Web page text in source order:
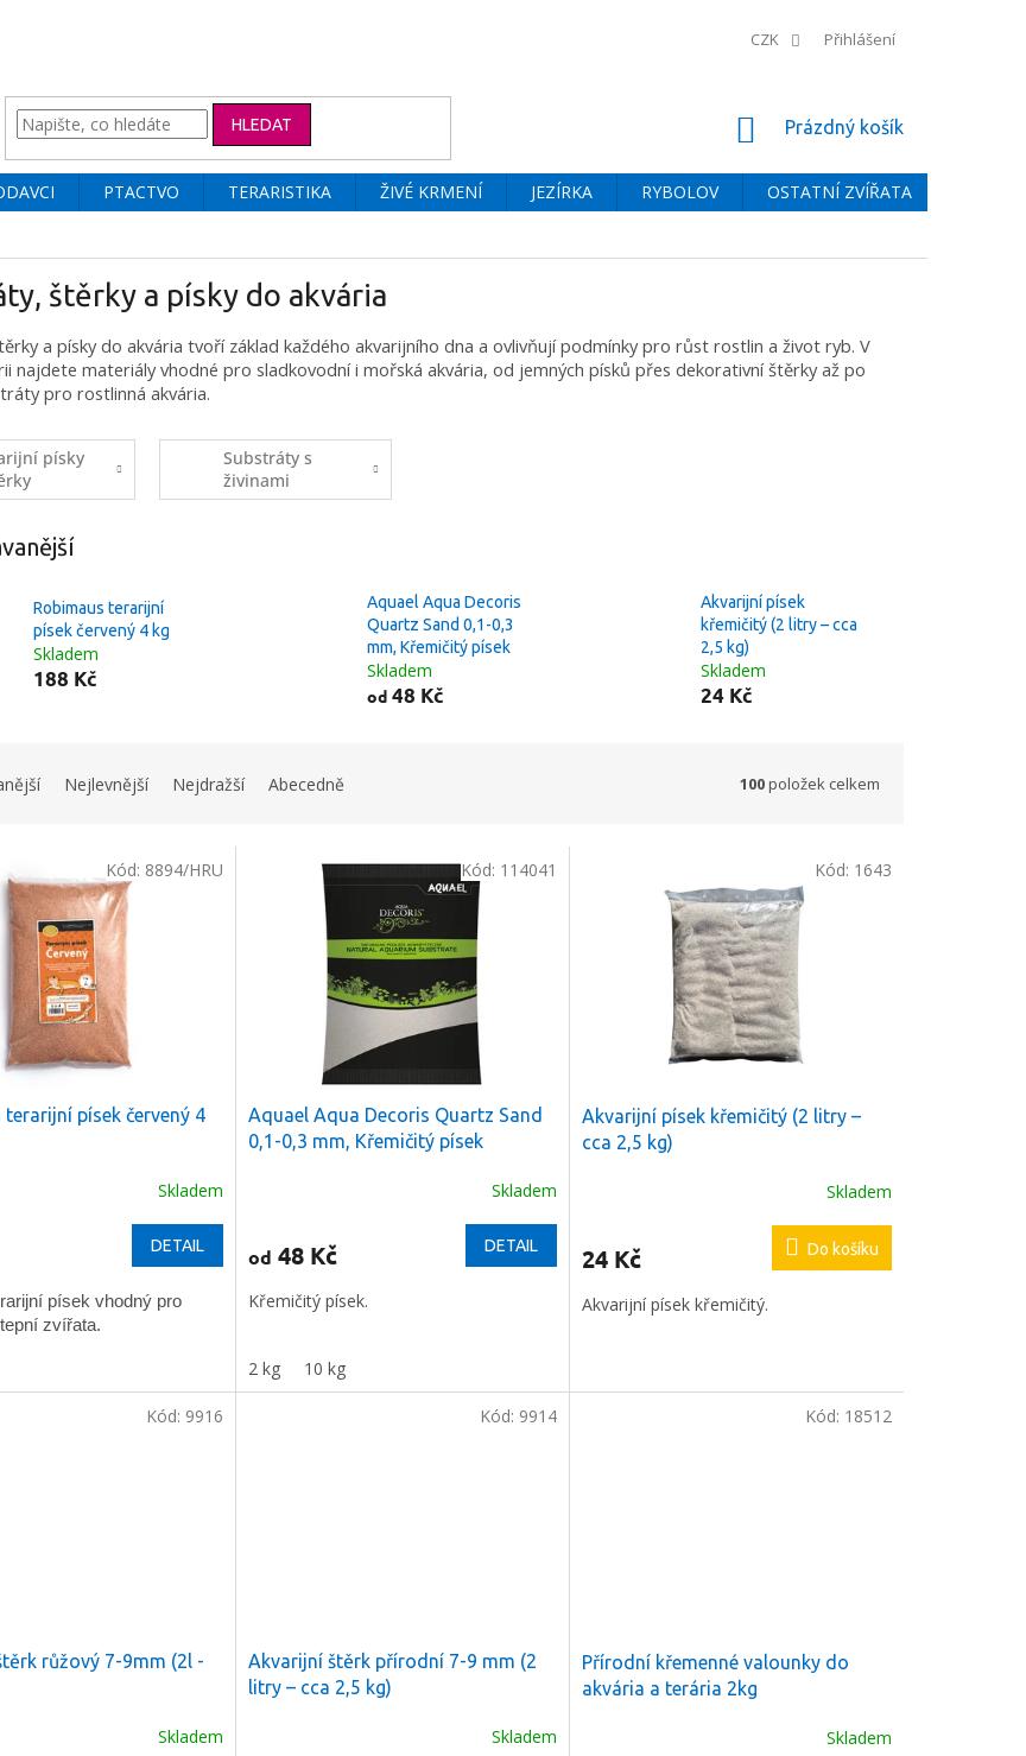
CZK Přihlášení
HLEDAT
NÁKUPNÍ
Prázdný košík
PTACTVO TERARISTIKA ŽIVÉ KRMENÍ JEZÍRKA RYBOLOV OSTATNÍ ZVÍŘATA
štěrky a písky do akvária
a písky do akvária tvoří základ každého akvarijního dna a ovlivňují podmínky pro růst rostlin a život ryb. V
najdete materiály vhodné pro sladkovodní i mořská akvária, od jemných písků přes dekorativní štěrky až po
pro rostlinná akvária.
písky
Substráty s
živinami
Robimaus terarijní
písek červený 4 kg
Skladem
188 Kč
Aquael Aqua Decoris
Quartz Sand 0,1-0,3
mm, Křemičitý písek
Skladem
od48 Kč
Akvarijní písek
křemičitý (2 litry – cca
2,5 kg)
Skladem
24 Kč
Nejlevnější Nejdražší Abecedně 100položek celkem
terarijní písek červený 4
Skladem
DETAIL
písek vhodný pro
zvířata.
Kód: 8894/HRU
Aquael Aqua Decoris Quartz Sand
0,1-0,3 mm, Křemičitý písek
Skladem
od 48 Kč DETAIL
Křemičitý písek.
2 kg 10 kg
Kód: 114041
Akvarijní písek křemičitý (2 litry –
cca 2,5 kg)
Skladem
24 Kč Do košíku
Akvarijní písek křemičitý.
Kód: 1643
růžový 7-9mm (2l -
Skladem
Kód: 9916
Akvarijní štěrk přírodní 7-9 mm (2
litry – cca 2,5 kg)
Skladem
Kód: 9914
Přírodní křemenné valounky do
akvária a terária 2kg
Skladem
Kód: 18512